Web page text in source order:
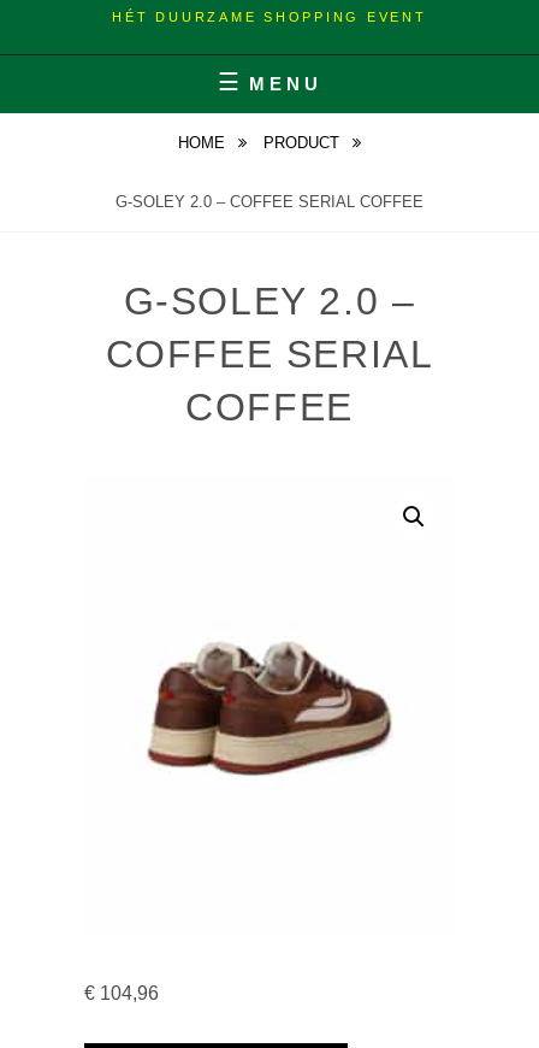
HÉT DUURZAME SHOPPING EVENT
MENU
HOME PRODUCT
G-SOLEY 2.0 – COFFEE SERIAL COFFEE
G-SOLEY 2.0 –
COFFEE SERIAL
COFFEE
€ 104,96